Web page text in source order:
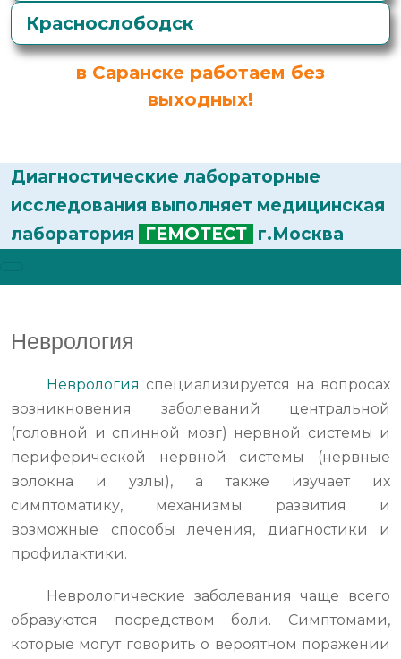
Краснослободск
в Саранске работаем без
выходных!
Диагностические лабораторные
исследования выполняет медицинская
лаборатория
ГЕМОТЕСТ г.Москва
Неврология
Неврология специализируется на вопросах
возникновения заболеваний центральной
(головной и спинной мозг) нервной системы и
периферической нервной системы (нервные
волокна и узлы), а также изучает их
симптоматику, механизмы развития и
возможные способы лечения, диагностики и
профилактики.
Неврологические заболевания чаще всего
образуются посредством боли. Симптомами,
которые могут говорить о вероятном поражении